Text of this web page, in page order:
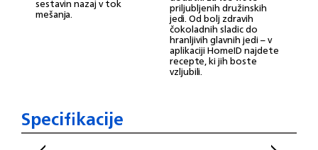
sestavin nazaj v tok
mešanja. priljubljenih družinskih
jedi. Od bolj zdravih
čokoladnih sladic do
hranljivih glavnih jedi – v
aplikaciji HomeID najdete
recepte, ki jih boste
vzljubili.
Specifikacije